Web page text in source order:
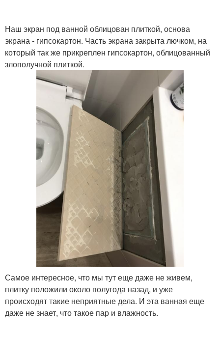
Наш экран под ванной облицован плиткой, основа
экрана - гипсокартон. Часть экрана закрыта лючком, на
который так же прикреплен гипсокартон, облицованный
злополучной плиткой.
Самое интересное, что мы тут еще даже не живем,
плитку положили около полугода назад, и уже
происходят такие неприятные дела. И эта ванная еще
даже не знает, что такое пар и влажность.